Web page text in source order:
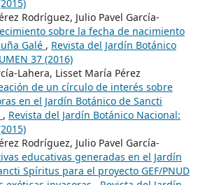
Rodríguez, Julio Pavel García-
sobre la fecha de nacimiento
Galé , Revista del Jardín Botánico
37 (2016)
Lahera, Lisset María Pérez
de un círculo de interés sobre
en el Jardín Botánico de Sancti
, Revista del Jardín Botánico Nacional:
Rodríguez, Julio Pavel García-
educativas generadas en el Jardín
Spíritus para el proyecto GEF/PNUD